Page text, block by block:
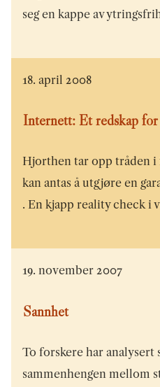
seg en kappe av
18. april 2008
Internett: Et redskap
Hjorthen tar opp tråden
kan antas å utgjøre en
. En kjapp reality check i
19. november 2007
Sannhet
To forskere har analysert
sammenhengen mellom